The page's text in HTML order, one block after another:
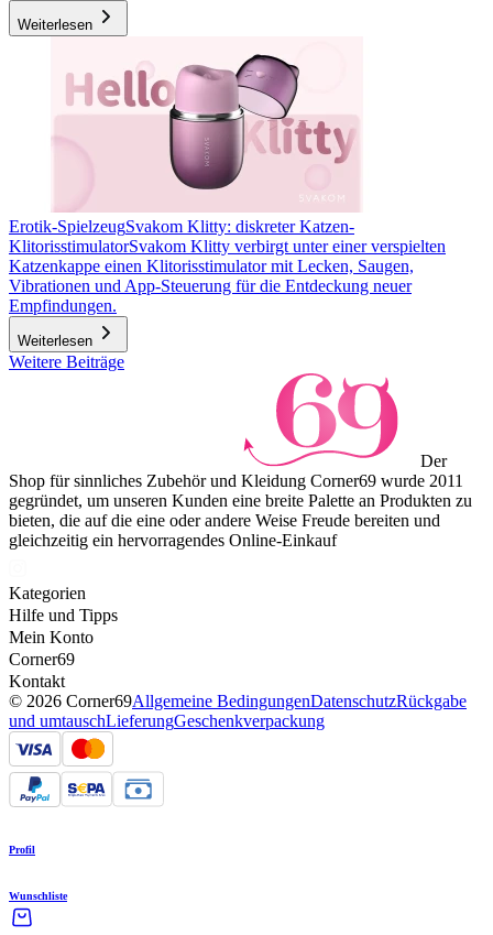
Weiterlesen
Erotik-SpielzeugSvakom Klitty: diskreter Katzen-
KlitorisstimulatorSvakom Klitty verbirgt unter einer verspielten
Katzenkappe einen Klitorisstimulator mit Lecken, Saugen,
Vibrationen und App-Steuerung für die Entdeckung neuer
Empfindungen.
Weiterlesen
Weitere Beiträge
Der
Shop für sinnliches Zubehör und Kleidung Corner69 wurde 2011
gegründet, um unseren Kunden eine breite Palette an Produkten zu
bieten, die auf die eine oder andere Weise Freude bereiten und
gleichzeitig ein hervorragendes Online-Einkauf
Kategorien
Hilfe und Tipps
Mein Konto
Corner69
Kontakt
© 2026 Corner69Allgemeine BedingungenDatenschutzRückgabe
und umtauschLieferungGeschenkverpackung
Profil
Wunschliste